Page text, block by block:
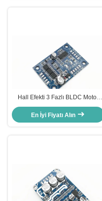
Hall Efekti 3 Fazlı BLDC Motor
Denetleyicisi Döner Yön Kontrol
Portları
En İyi Fiyatı Alın